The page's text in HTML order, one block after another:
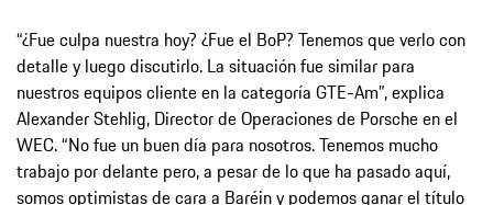
“¿Fue culpa nuestra hoy? ¿Fue el BoP? Tenemos que verlo con
detalle y luego discutirlo. La situación fue similar para
nuestros equipos cliente en la categoría GTE-Am”, explica
Alexander Stehlig, Director de Operaciones de Porsche en el
WEC. “No fue un buen día para nosotros. Tenemos mucho
trabajo por delante pero, a pesar de lo que ha pasado aquí,
somos optimistas de cara a Baréin y podemos ganar el título